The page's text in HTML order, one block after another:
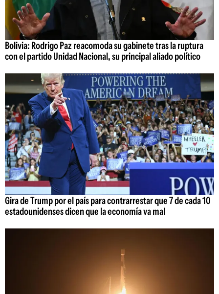
Bolivia: Rodrigo Paz reacomoda su gabinete tras la ruptura
con el partido Unidad Nacional, su principal aliado político
Gira de Trump por el país para contrarrestar que 7 de cada 10
estadounidenses dicen que la economía va mal